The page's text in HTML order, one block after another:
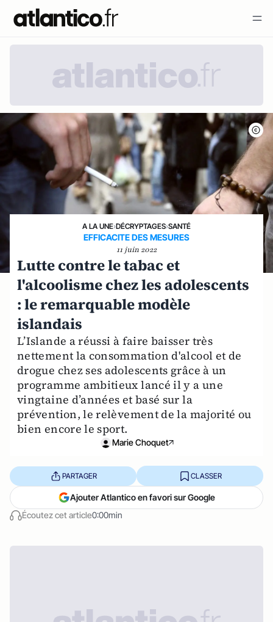
A LA UNE›DÉCRYPTAGES›SANTÉ
EFFICACITE DES MESURES
11 juin 2022
Lutte contre le tabac et
l'alcoolisme chez les adolescents
: le remarquable modèle
islandais
L’Islande a réussi à faire baisser très
nettement la consommation d'alcool et de
drogue chez ses adolescents grâce à un
programme ambitieux lancé il y a une
vingtaine d’années et basé sur la
prévention, le relèvement de la majorité ou
bien encore le sport.
Marie Choquet
Écoutez cet article0:00min
PARTAGER CLASSER
Ajouter Atlantico en favori sur Google